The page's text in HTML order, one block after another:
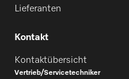
Lieferanten
Kontakt
Kontaktübersicht
Vertrieb/Servicetechniker